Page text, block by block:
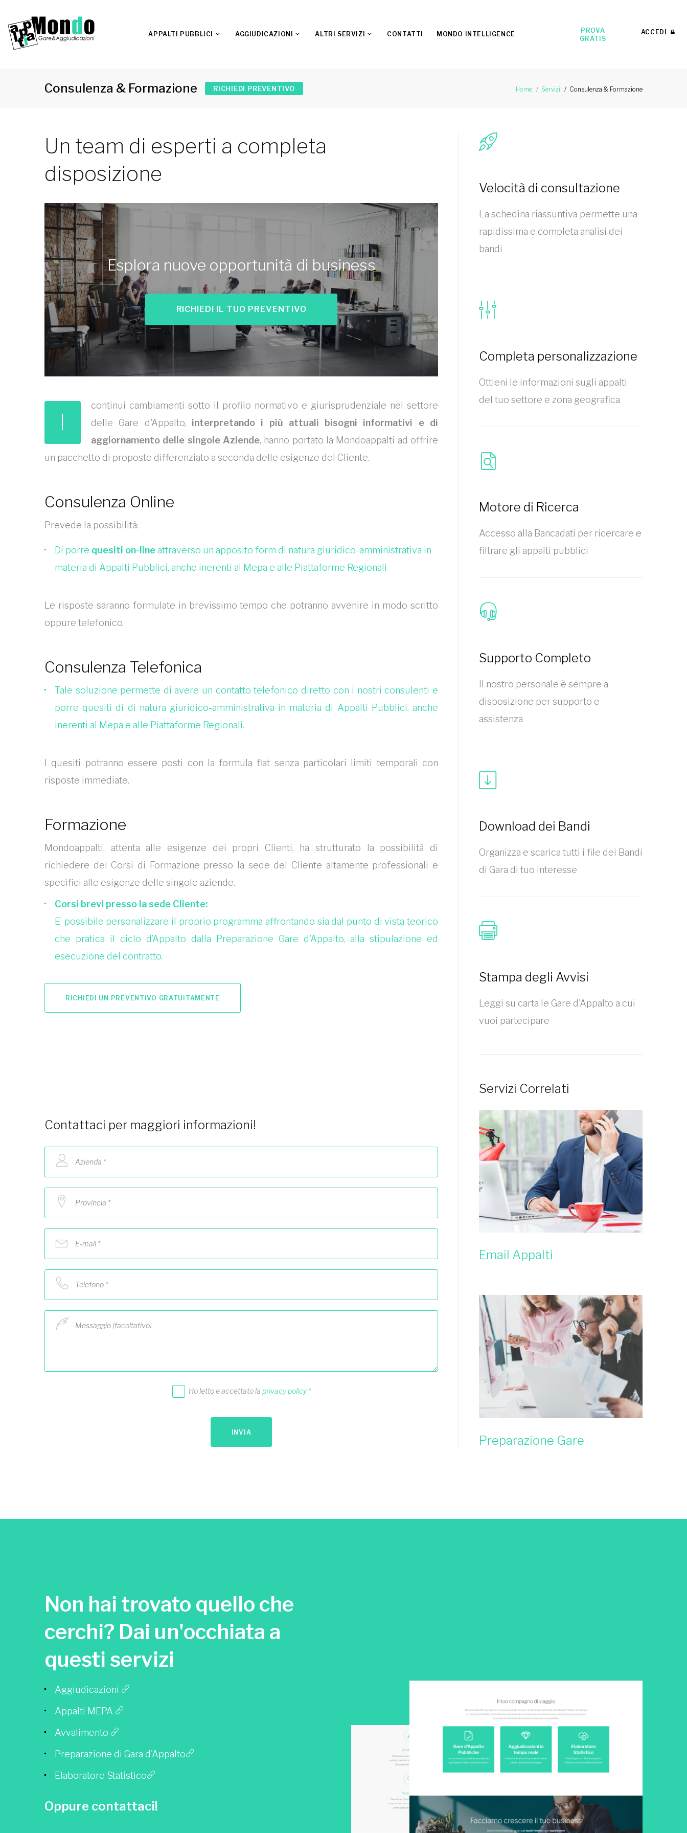
PROVA
GRATIS
ACCEDI
APPALTI PUBBLICI AGGIUDICAZIONI ALTRI SERVIZI CONTATTI MONDO INTELLIGENCE
Consulenza & Formazione RICHIEDI PREVENTIVO Home Servizi Consulenza & Formazione
Un team di esperti a completa
disposizione
Esplora nuove opportunità di business
RICHIEDI IL TUO PREVENTIVO
I
continui cambiamenti sotto il profilo normativo e giurisprudenziale nel settore
delle Gare d'Appalto, interpretando i più attuali bisogni informativi e di
aggiornamento delle singole Aziende, hanno portato la Mondoappalti ad offrire
un pacchetto di proposte differenziato a seconda delle esigenze del Cliente.
Consulenza Online
Prevede la possibilità:
Di porre quesiti on-lineattraverso un apposito form di natura giuridico-amministrativa in
materia di Appalti Pubblici, anche inerenti al Mepa e alle Piattaforme Regionali
Le risposte saranno formulate in brevissimo tempo che potranno avvenire in modo scritto
oppure telefonico.
Consulenza Telefonica
Tale soluzione permette di avere un contatto telefonico diretto con i nostri consulenti e
porre quesiti di di natura giuridico-amministrativa in materia di Appalti Pubblici, anche
inerenti al Mepa e alle Piattaforme Regionali.
I quesiti potranno essere posti con la formula flat senza particolari limiti temporali con
risposte immediate.
Formazione
Mondoappalti, attenta alle esigenze dei propri Clienti, ha strutturato la possibilità di
richiedere dei Corsi di Formazione presso la sede del Cliente altamente professionali e
specifici alle esigenze delle singole aziende.
Corsi brevi presso la sede Cliente:
E’ possibile personalizzare il proprio programma affrontando sia dal punto di vista teorico
che pratica il ciclo d’Appalto dalla Preparazione Gare d'Appalto, alla stipulazione ed
esecuzione del contratto.
RICHIEDI UN PREVENTIVO GRATUITAMENTE
Contattaci per maggiori informazioni!
Azienda *
Provincia *
E-mail *
Telefono *
Messaggio (facoltativo)
Ho letto e accettato la privacy policy*
INVIA
Velocità di consultazione
La schedina riassuntiva permette una
rapidissima e completa analisi dei
bandi
Completa personalizzazione
Ottieni le informazioni sugli appalti
del tuo settore e zona geografica
Motore di Ricerca
Accesso alla Bancadati per ricercare e
filtrare gli appalti pubblici
Supporto Completo
Il nostro personale è sempre a
disposizione per supporto e
assistenza
Download dei Bandi
Organizza e scarica tutti i file dei Bandi
di Gara di tuo interesse
Stampa degli Avvisi
Leggi su carta le Gare d'Appalto a cui
vuoi partecipare
Servizi Correlati
Email Appalti
Preparazione Gare
Non hai trovato quello che
cerchi? Dai un'occhiata a
questi servizi
Aggiudicazioni
Appalti MEPA
Avvalimento
Preparazione di Gara d'Appalto
Elaboratore Statistico
Oppure contattaci!